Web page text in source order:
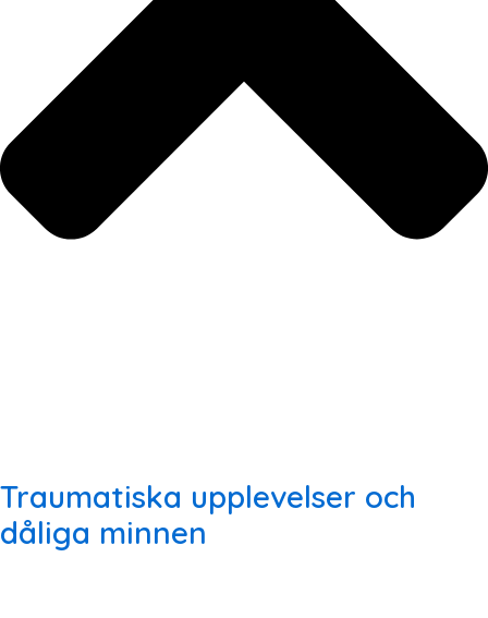
Traumatiska upplevelser och
dåliga minnen